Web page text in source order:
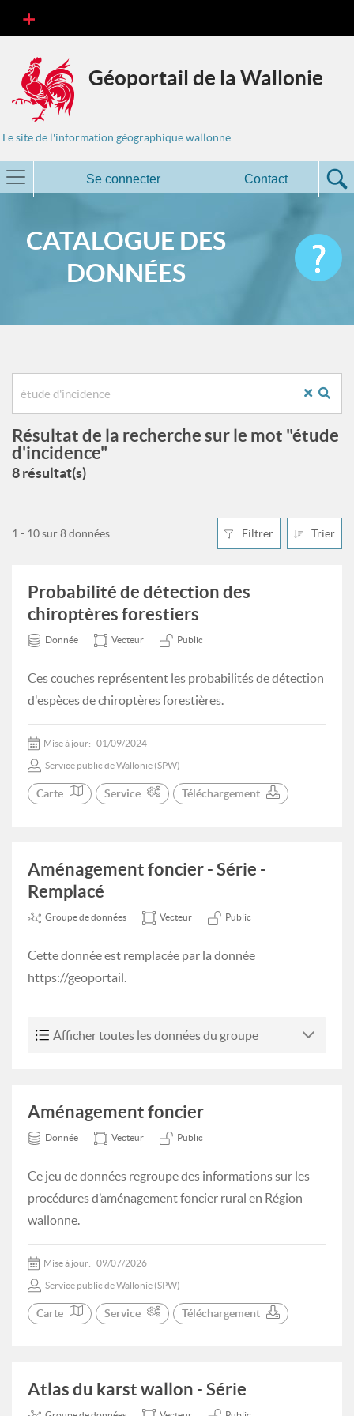
Géoportail de la Wallonie
Le site de l'information géographique wallonne
Se connecter Contact
CATALOGUE DES
DONNÉES
Résultat de la recherche sur le mot "étude
d'incidence"
8 résultat(s)
Filtrer Trier
1 - 10 sur 8 données
Probabilité de détection des
chiroptères forestiers
Donnée Vecteur Public
Ces couches représentent les probabilités de détection
d'espèces de chiroptères forestières.
Mise à jour: 01/09/2024
Service public de Wallonie (SPW)
Carte Service Téléchargement
Aménagement foncier - Série -
Remplacé
Groupe de données Vecteur Public
Cette donnée est remplacée par la donnée
https://geoportail.
Afficher toutes les données du groupe
Aménagement foncier
Donnée Vecteur Public
Ce jeu de données regroupe des informations sur les
procédures d’aménagement foncier rural en Région
wallonne.
Mise à jour: 09/07/2026
Service public de Wallonie (SPW)
Carte Service Téléchargement
Atlas du karst wallon - Série